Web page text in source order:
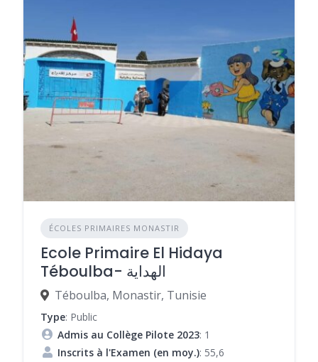
ÉCOLES PRIMAIRES MONASTIR
Ecole Primaire El Hidaya
Téboulba- الهداية
Téboulba, Monastir, Tunisie
Type: Public
Admis au Collège Pilote 2023: 1
Inscrits à l'Examen (en moy.): 55,6